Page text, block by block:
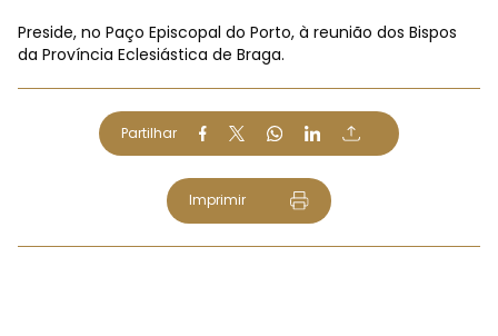
Preside, no Paço Episcopal do Porto, à reunião dos Bispos
da Província Eclesiástica de Braga.
Partilhar
Imprimir